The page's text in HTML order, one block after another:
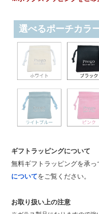
選べるポーチカラ
ギフトラッピングについて
無料ギフトラッピングを承
についてをご覧ください。
お取り扱い上の注意